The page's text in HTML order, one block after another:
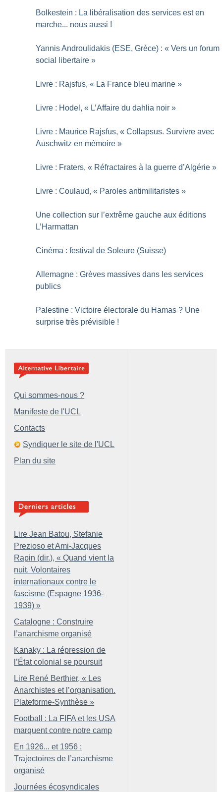
Bolkestein : La libéralisation des services est en
marche... nous aussi !
Yannis Androulidakis (ESE, Grèce) : « Vers un forum
social libertaire »
Livre : Rajsfus, « La France bleu marine »
Livre : Hodel, « L’Affaire du dahlia noir »
Livre : Maurice Rajsfus, « Collapsus. Survivre avec
Auschwitz en mémoire »
Livre : Fraters, « Réfractaires à la guerre d’Algérie »
Livre : Coulaud, « Paroles antimilitaristes »
Une collection sur l’extrême gauche aux éditions
L’Harmattan
Cinéma : festival de Soleure (Suisse)
Allemagne : Grèves massives dans les services
publics
Palestine : Victoire électorale du Hamas ? Une
surprise très prévisible !
Qui sommes-nous ?
Manifeste de l'UCL
Contacts
Syndiquer le site de l'UCL
Plan du site
Lire Jean Batou, Stefanie
Prezioso et Ami-Jacques
Rapin (dir.), « Quand vient la
nuit. Volontaires
internationaux contre le
fascisme (Espagne 1936-
1939) »
Catalogne : Construire
l’anarchisme organisé
Kanaky : La répression de
l’État colonial se poursuit
Lire René Berthier, « Les
Anarchistes et l’organisation.
Plateforme-Synthèse »
Football : La FIFA et les USA
marquent contre notre camp
En 1926... et 1956 :
Trajectoires de l’anarchisme
organisé
Journées écosyndicales